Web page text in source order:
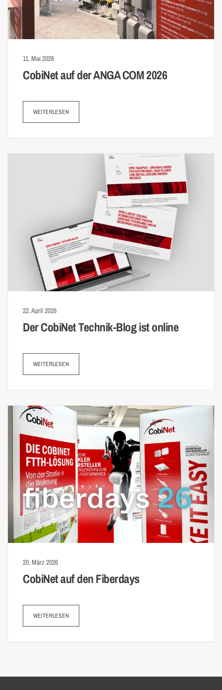
11. Mai 2026
CobiNet auf der ANGA COM 2026
WEITERLESEN
22. April 2026
Der CobiNet Technik-Blog ist online
WEITERLESEN
20. März 2026
CobiNet auf den Fiberdays
WEITERLESEN